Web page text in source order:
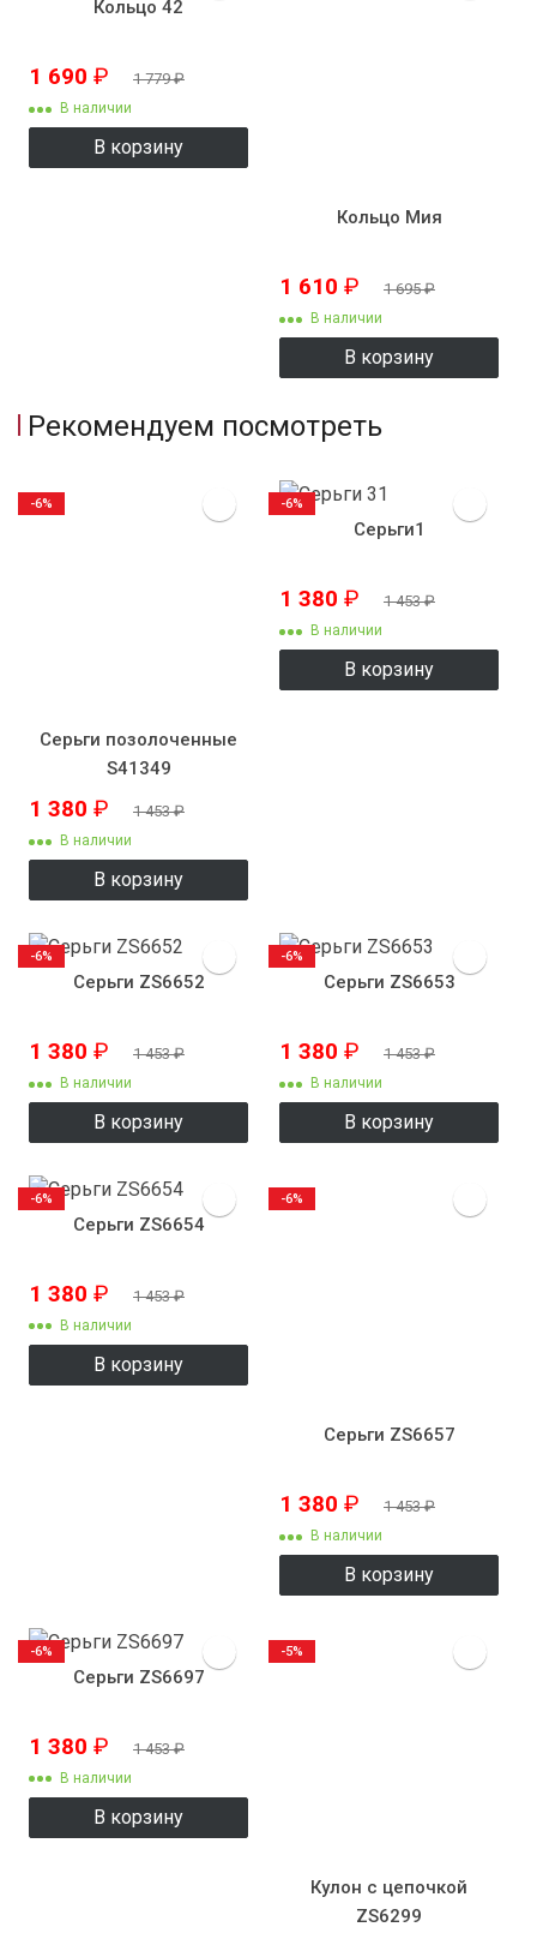
Кольцо 42
1 690 ₽ 1 779₽
В наличии
В корзину
Кольцо Мия
1 610 ₽ 1 695₽
В наличии
В корзину
Рекомендуем посмотреть
Серьги позолоченные
S41349
1 380 ₽ 1 453₽
В наличии
В корзину
-6%
Серьги1
1 380 ₽ 1 453₽
В наличии
В корзину
-6%
Серьги ZS6652
1 380 ₽ 1 453₽
В наличии
В корзину
-6%
Серьги ZS6653
1 380 ₽ 1 453₽
В наличии
В корзину
-6%
Серьги ZS6654
1 380 ₽ 1 453₽
В наличии
В корзину
-6%
Серьги ZS6657
1 380 ₽ 1 453₽
В наличии
В корзину
-6%
Серьги ZS6697
1 380 ₽ 1 453₽
В наличии
В корзину
-6%
Кулон с цепочкой
ZS6299
-5%